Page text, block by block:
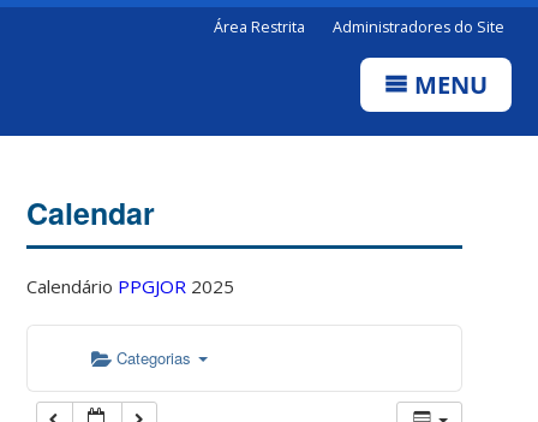
Área Restrita Administradores do Site
MENU
Calendar
Calendário PPGJOR 2025
Categorias
04:00
05:00